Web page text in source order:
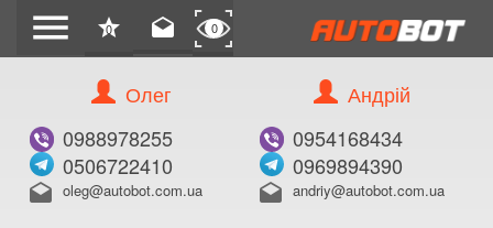
menu star
0 drafts 0
Олег
0988978255
0506722410
drafts oleg@autobot.com.ua
Андрій
0954168434
0969894390
drafts andriy@autobot.com.ua